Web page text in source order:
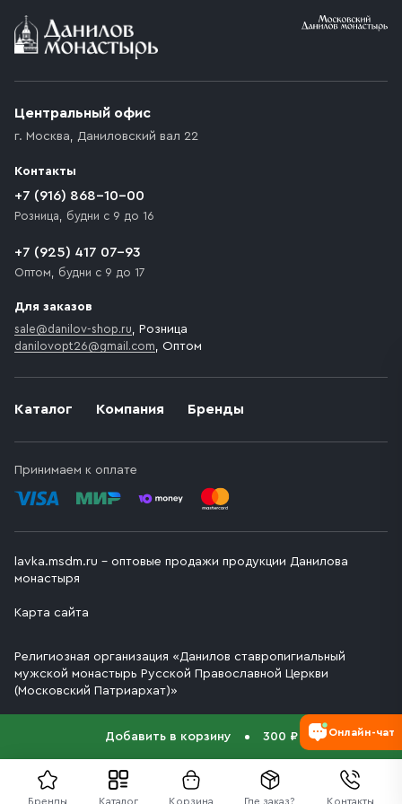
Бренды Каталог Корзина Где заказ? Контакты
Добавить в корзину 300 ₽
Условия доставки
возникают препятствия для подъезда автомобиля,
которое максимально близко к месту запланированной
движения. Если на территории места назначения
доставки предусмотрен платный въезд, то Покупателю
необходимо компенсировать стоимость въезда
Каталог Компания Бренды
Принимаем к оплате
Центральный офис
г. Москва, Даниловский вал 22
Контакты
+7 (916) 868-10-00
Розница, будни с 9 до 16
+7 (925) 417 07-93
Оптом, будни с 9 до 17
Для заказов
sale@danilov-shop.ru, Розница
danilovopt26@gmail.com, Оптом
lavka.msdm.ru – оптовые продажи продукции Данилова
монастыря
Карта сайта
Религиозная организация «Данилов ставропигиальный
мужской монастырь Русской Православной Церкви
(Московский Патриархат)»
Онлайн-чат